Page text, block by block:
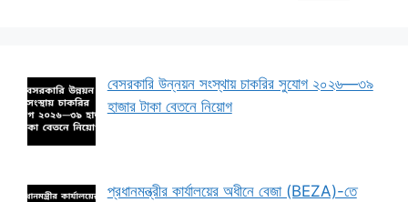
বেসরকারি উন্নয়ন সংস্থায় চাকরির সুযোগ ২০২৬—৩৯
হাজার টাকা বেতনে নিয়োগ
প্রধানমন্ত্রীর কার্যালয়ের অধীনে বেজা (BEZA)-তে